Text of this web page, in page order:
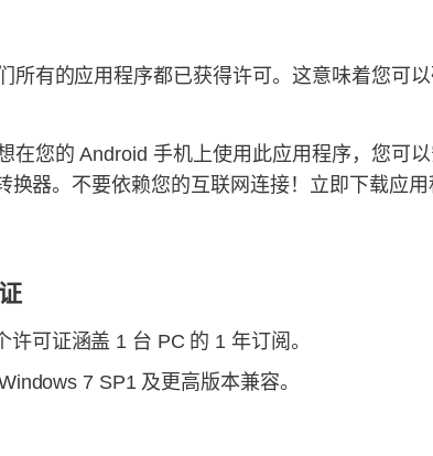
有的应用程序都已获得许可。这意味着您可
您的 Android 手机上使用此应用程序，您可
器。不要依赖您的互联网连接！立即下载应用
许可证涵盖 1 台 PC 的 1 年订阅。
7 SP1 及更高版本兼容。